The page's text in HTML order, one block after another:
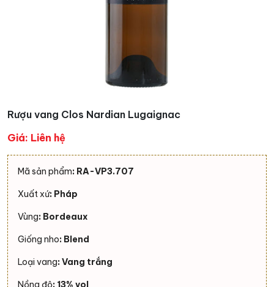
Rượu vang Clos Nardian Lugaignac
Giá: Liên hệ
Mã sản phẩm: RA-VP3.707
Xuất xứ: Pháp
Vùng: Bordeaux
Giống nho: Blend
Loại vang: Vang trắng
Nồng độ: 13% vol